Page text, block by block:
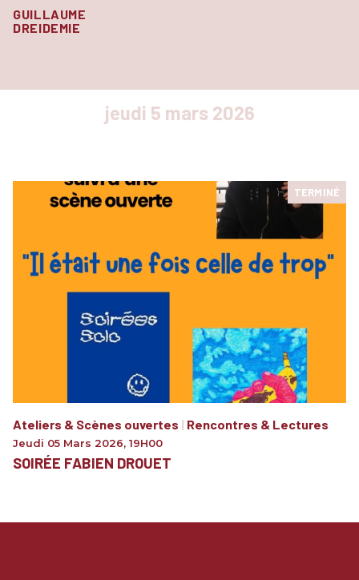
GUILLAUME
DREIDEMIE
jeudi 5 mars 2026
TERMINÉ
Ateliers & Scènes ouvertes | Rencontres & Lectures
Jeudi 05 Mars 2026, 19H00
SOIRÉE FABIEN DROUET